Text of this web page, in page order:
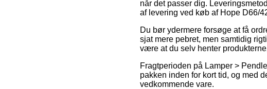
når det passer dig.
af levering ved køb af Hope D66/
Du bør ydermere forsøge at få
sjat mere pebret, men samtidig
være at du selv henter
Fragtperioden på Lamper >
pakken inden for kort tid, og med
vedkommende vare.